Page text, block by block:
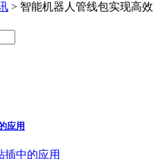
> 智能机器人管线包实现高效
应用